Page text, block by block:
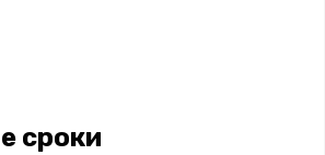
сроки